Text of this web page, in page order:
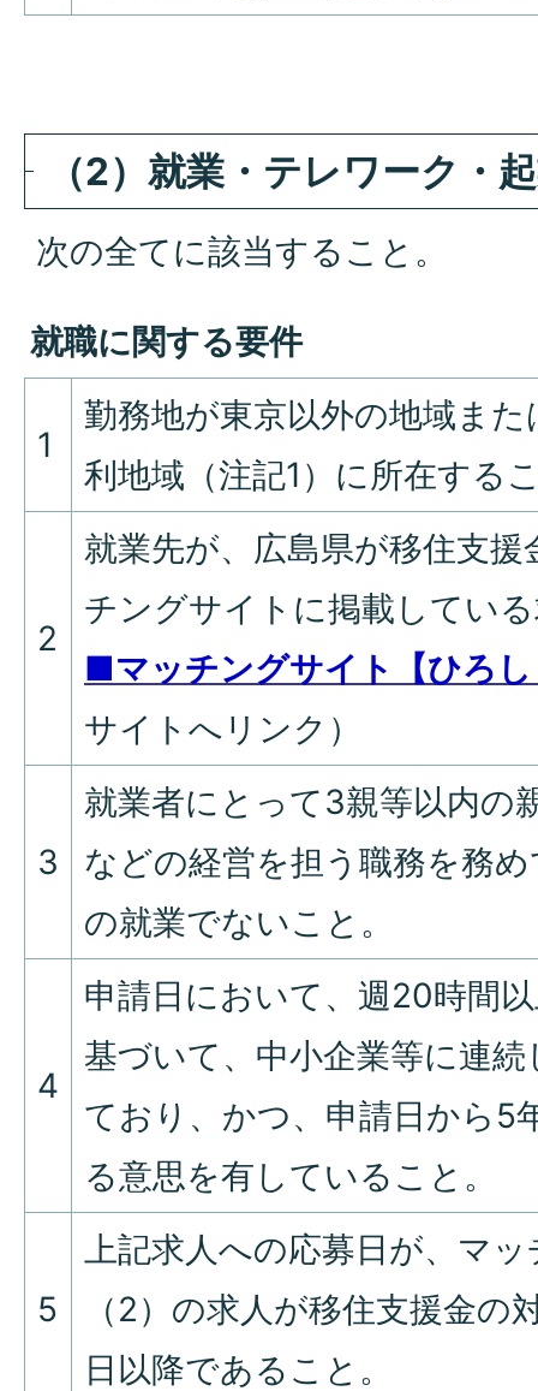
（2）就業・テレワーク・
次の全てに該当すること。
就職に関する要件
1
勤務地が東京以外の地域ま
利地域（注記1）に所在する
2
就業先が、広島県が移住支
チングサイトに掲載してい
■マッチングサイト【ひろ
サイトへリンク）
3
就業者にとって3親等以内の
などの経営を担う職務を務
の就業でないこと。
4
申請日において、週20時間
基づいて、中小企業等に連
ており、かつ、申請日から5
る意思を有していること。
5
上記求人への応募日が、マ
（2）の求人が移住支援金の
日以降であること。